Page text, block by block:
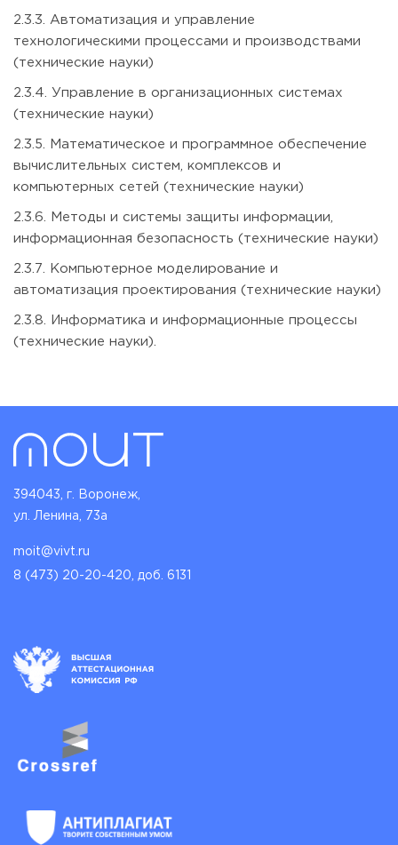
2.3.3. Автоматизация и управление
технологическими процессами и производствами
(технические науки)
2.3.4. Управление в организационных системах
(технические науки)
2.3.5. Математическое и программное обеспечение
вычислительных систем, комплексов и
компьютерных сетей (технические науки)
2.3.6. Методы и системы защиты информации,
информационная безопасность (технические науки)
2.3.7. Компьютерное моделирование и
автоматизация проектирования (технические науки)
2.3.8. Информатика и информационные процессы
(технические науки).
394043, г. Воронеж,
ул. Ленина, 73а
moit@vivt.ru
8 (473) 20-20-420, доб. 6131